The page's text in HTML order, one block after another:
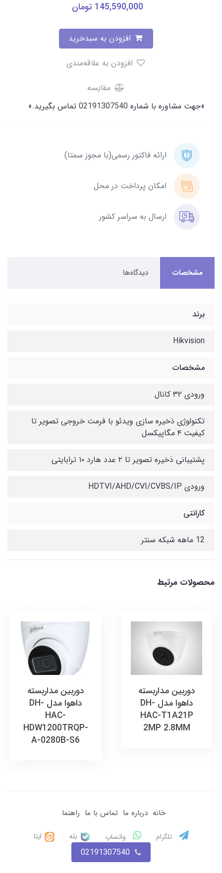
145,590,000 تومان
مقایسه
«جهت مشاوره با شماره 02191307540 تماس بگیرید.»
ارائه فاکتور رسمی(با مجوز سمتا)
امکان پرداخت در محل
ارسال به سراسر کشور
مشخصات دیدگاه‌ها
برند
Hikvision
مشخصات
ورودی ۳۲ کانال
تکنولوژی ذخیره سازی ویدئو با فرمت خروجی تصویر تا
کیفیت ۴ مگاپیکسل
پشتیبانی ذخیره تصویر تا ۲ عدد هارد ۱۰ ترابایتی
ورودی HDTVI/AHD/CVI/CVBS/IP
کارانتی
12 ماهه شبکه سنتر
محصولات مرتبط
دوربین مداربسته
داهوا مدل DH-
HAC-T1A21P
2MP 2.8MM
دوربین مداربسته
داهوا مدل DH-
HAC-
HDW1200TRQP-
A-0280B-S6
خانه درباره ما تماس با ما راهنما
تلگرام واتساپ بله ایتا
02191307540